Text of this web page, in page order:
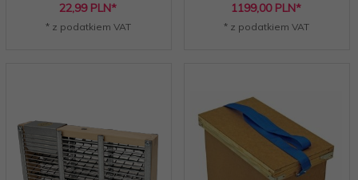
22,99 PLN*
* z podatkiem VAT
1199,00 PLN*
* z podatkiem VAT